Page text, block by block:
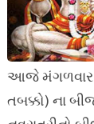
આજે મંગળવાર
તબક્કો) ના